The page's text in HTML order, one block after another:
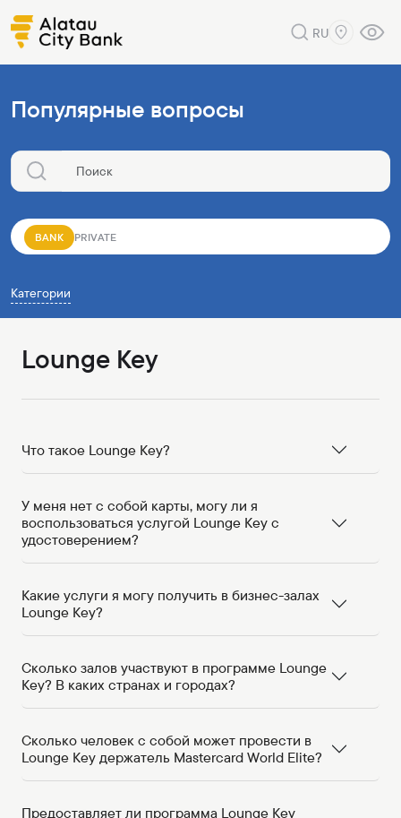
RU
Популярные вопросы
BANK PRIVATE
Категории
Lounge Key
Что такое Lounge Key?
У меня нет с собой карты, могу ли я
воспользоваться услугой Lounge Key с
удостоверением?
Какие услуги я могу получить в бизнес-залах
Lounge Key?
Сколько залов участвуют в программе Lounge
Key? В каких странах и городах?
Сколько человек с собой может провести в
Lounge Key держатель Mastercard World Elite?
Предоставляет ли программа Lounge Key